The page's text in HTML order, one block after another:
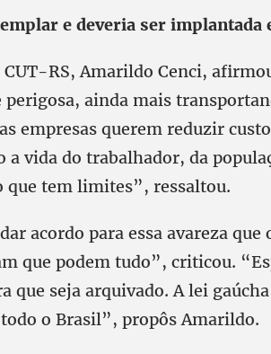
e deveria ser implantada
CUT-RS, Amarildo Cenci,
perigosa, ainda mais
empresas querem reduzir
a vida do trabalhador, da
que tem limites”, ressaltou.
acordo para essa avareza
que podem tudo”, criticou.
que seja arquivado. A lei
o Brasil”, propôs Amarildo.